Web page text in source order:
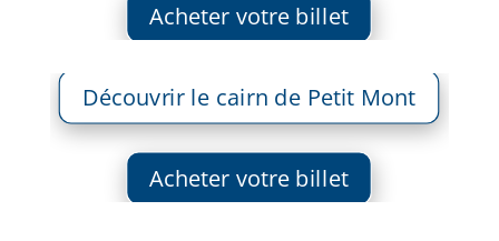
Acheter votre billet
Découvrir le cairn de Petit Mont
Acheter votre billet